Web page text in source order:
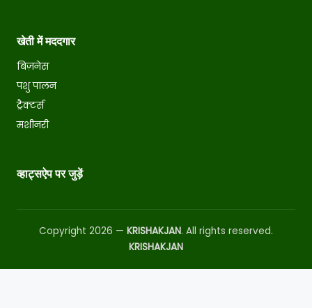
खेती में मददगार
बिज़नेस
पशु पालन
ट्रैक्टर्स
मशीनरी
व्हाट्सऐप पर जुड़ें
Copyright 2026 — KRISHAKJAN. All rights reserved.
KRISHAKJAN